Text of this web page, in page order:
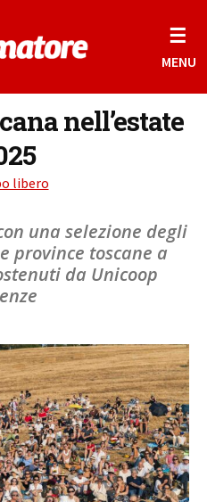
☰
MENU
nell’estate
libero
una selezione degli
province toscane a
da Unicoop